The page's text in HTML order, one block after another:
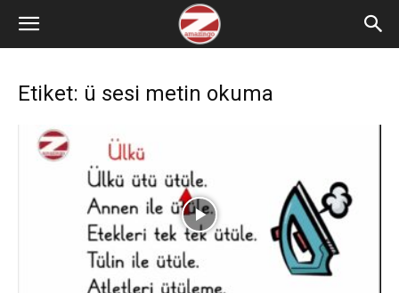
Etiket: ü sesi metin okuma